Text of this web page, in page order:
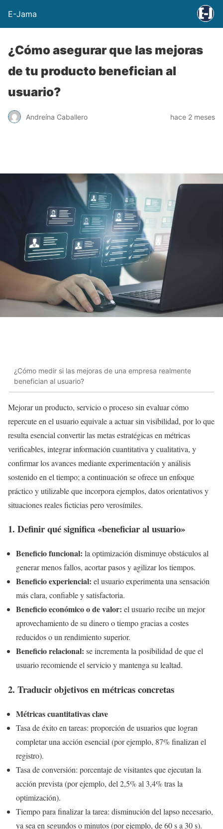
E-Jama
¿Cómo asegurar que las mejoras
de tu producto benefician al
usuario?
Andreína Caballero hace 2 meses
¿Cómo medir si las mejoras de una empresa realmente
benefician al usuario?
Mejorar un producto, servicio o proceso sin evaluar cómo
repercute en el usuario equivale a actuar sin visibilidad, por lo que
resulta esencial convertir las metas estratégicas en métricas
verificables, integrar información cuantitativa y cualitativa, y
confirmar los avances mediante experimentación y análisis
sostenido en el tiempo; a continuación se ofrece un enfoque
práctico y utilizable que incorpora ejemplos, datos orientativos y
situaciones reales ficticias pero verosímiles.
1. Definir qué significa «beneficiar al usuario»
Beneficio funcional: la optimización disminuye obstáculos al
generar menos fallos, acortar pasos y agilizar los tiempos.
Beneficio experiencial: el usuario experimenta una sensación
más clara, confiable y satisfactoria.
Beneficio económico o de valor: el usuario recibe un mejor
aprovechamiento de su dinero o tiempo gracias a costes
reducidos o un rendimiento superior.
Beneficio relacional: se incrementa la posibilidad de que el
usuario recomiende el servicio y mantenga su lealtad.
2. Traducir objetivos en métricas concretas
Métricas cuantitativas clave
Tasa de éxito en tareas: proporción de usuarios que logran
completar una acción esencial (por ejemplo, 87% finalizan el
registro).
Tasa de conversión: porcentaje de visitantes que ejecutan la
acción prevista (por ejemplo, del 2,5% al 3,4% tras la
optimización).
Tiempo para finalizar la tarea: disminución del lapso necesario,
ya sea en segundos o minutos (por ejemplo, de 60 s a 30 s).